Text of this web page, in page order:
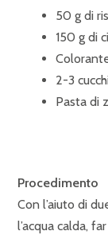
50 g di
150 g di
2-3
Pasta di
Procedimento
Con l’aiuto di
l’acqua calda,